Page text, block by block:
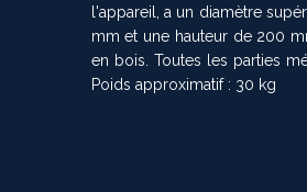
l'appareil, a un diamètre
mm et une hauteur de 200
en bois. Toutes les parties
Poids approximatif : 30 kg